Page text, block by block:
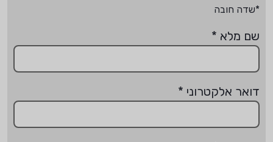
*שדה חובה
שם מלא *
דואר אלקטרוני *